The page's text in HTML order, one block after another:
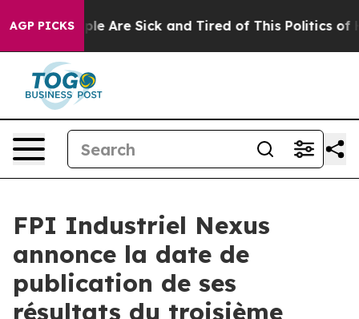
AGP PICKS
“People Are Sick and Tired of This Politics of
FPI Industriel Nexus
annonce la date de
publication de ses
résultats du troisième